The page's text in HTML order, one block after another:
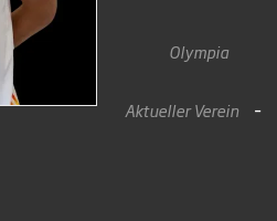
Olympia
Aktueller Verein -